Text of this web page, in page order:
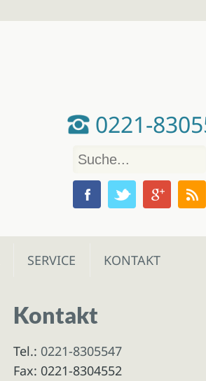
0221-
SERVICE KONTAKT
Kontakt
Tel.: 0221-8305547
Fax: 0221-8304552